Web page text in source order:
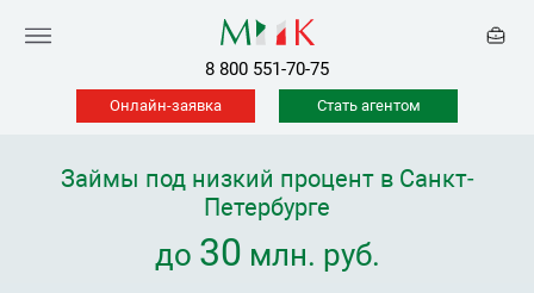
8 800 551-70-75
Онлайн-заявка Стать агентом
Займы под низкий процент в Санкт-
Петербурге
до 30 млн. руб.